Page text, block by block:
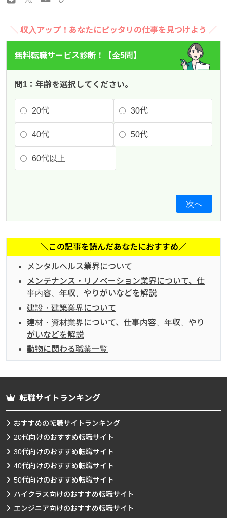
＼ 収入アップ！あなたにピッタリの仕事を見つけよう ／
無料転職サービス診断！【全5問】
問1：年齢を選択してください。
20代 30代
40代 50代
60代以上
次へ
＼この記事を読んだあなたにおすすめ／
メンタルヘルス業界について
メンテナンス・リノベーション業界について、仕
事内容、年収、やりがいなどを解説
建設・建築業界について
建材・資材業界について、仕事内容、年収、やり
がいなどを解説
動物に関わる職業一覧
転職サイトランキング
おすすめの転職サイトランキング
20代向けのおすすめ転職サイト
30代向けのおすすめ転職サイト
40代向けのおすすめ転職サイト
50代向けのおすすめ転職サイト
ハイクラス向けのおすすめ転職サイト
エンジニア向けのおすすめ転職サイト